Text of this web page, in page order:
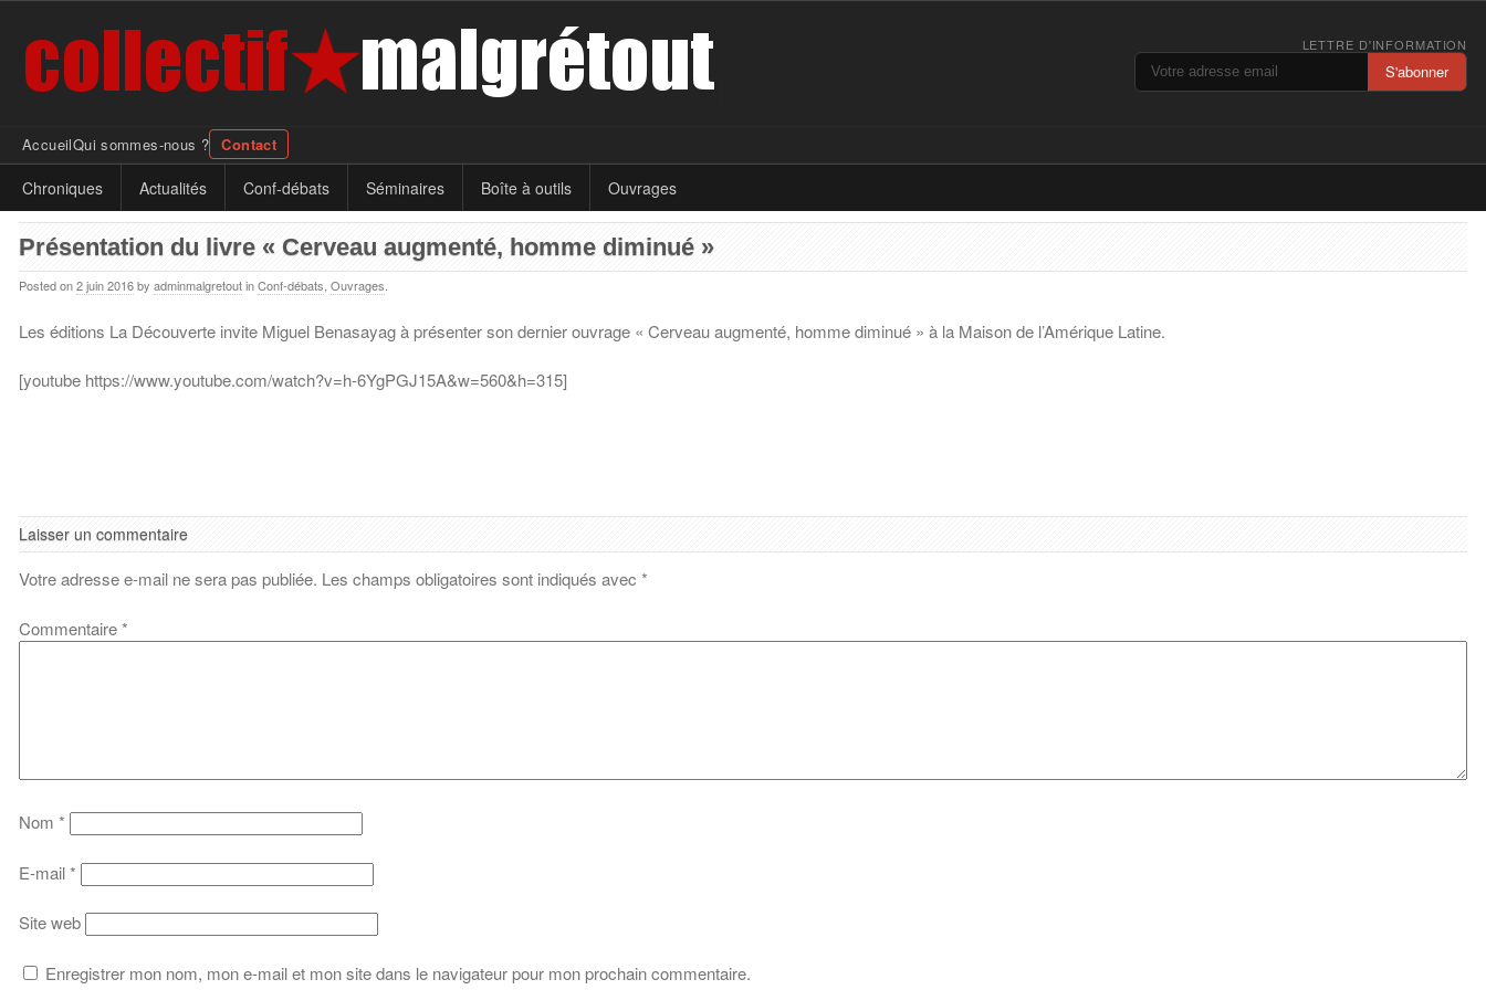
LETTRE D'INFORMATION
S'abonner
AccueilQui sommes-nous ? Contact
Chroniques Actualités Conf-débats Séminaires Boîte à outils Ouvrages
Présentation du livre « Cerveau augmenté, homme diminué »
Posted on 2 juin 2016by adminmalgretout in Conf-débats Ouvrages
Les éditions La Découverte invite Miguel Benasayag à présenter son dernier ouvrage « Cerveau augmenté, homme diminué » à la Maison de l’Amérique Latine.
[youtube https://www.youtube.com/watch?v=h-6YgPGJ15A&w=560&h=315]
Laisser un commentaire
Votre adresse e-mail ne sera pas publiée. Les champs obligatoires sont indiqués avec *
Commentaire*
Nom *
E-mail*
Site web
Enregistrer mon nom, mon e-mail et mon site dans le navigateur pour mon prochain commentaire.